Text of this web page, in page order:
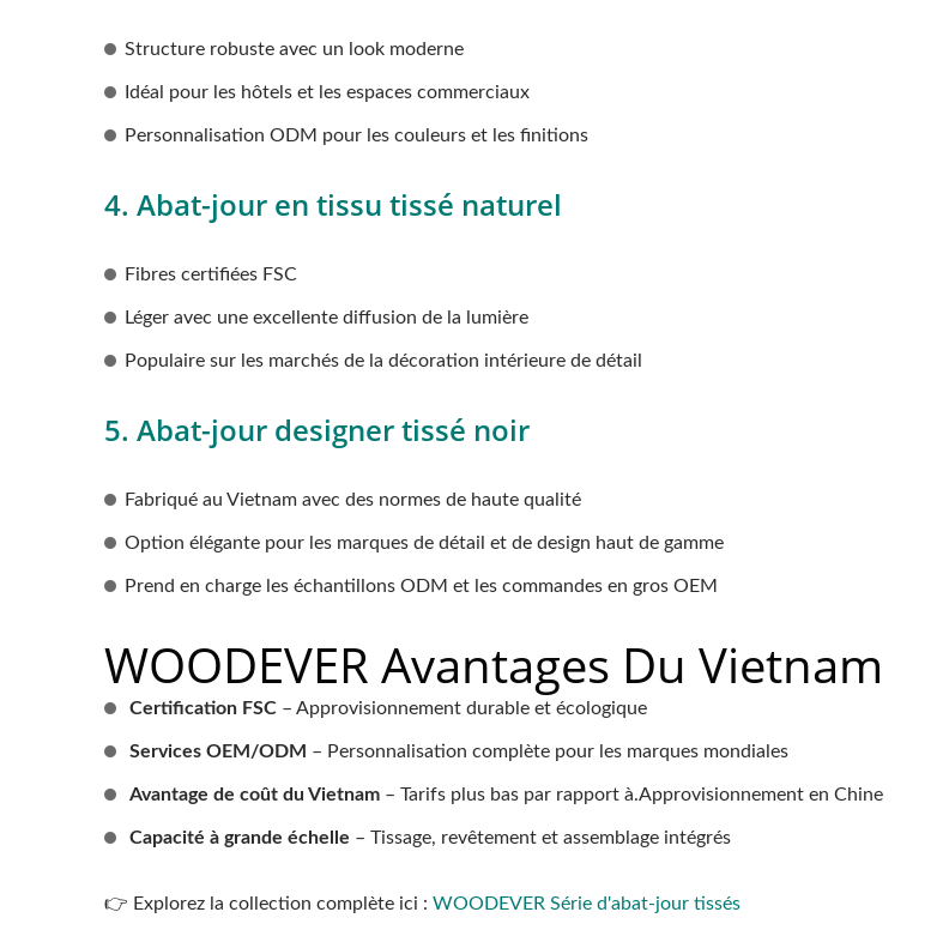
Structure robuste avec un look moderne
Idéal pour les hôtels et les espaces commerciaux
Personnalisation ODM pour les couleurs et les finitions
4. Abat-jour en tissu tissé naturel
Fibres certifiées FSC
Léger avec une excellente diffusion de la lumière
Populaire sur les marchés de la décoration intérieure de détail
5. Abat-jour designer tissé noir
Fabriqué au Vietnam avec des normes de haute qualité
Option élégante pour les marques de détail et de design haut de gamme
Prend en charge les échantillons ODM et les commandes en gros OEM
WOODEVER Avantages Du Vietnam
Certification FSC – Approvisionnement durable et écologique
Services OEM/ODM – Personnalisation complète pour les marques mondiales
Avantage de coût du Vietnam – Tarifs plus bas par rapport à.Approvisionnement en Chine
Capacité à grande échelle – Tissage, revêtement et assemblage intégrés
👉 Explorez la collection complète ici : WOODEVER Série d'abat-jour tissés